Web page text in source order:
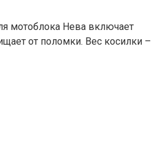
мотоблока Нева включает
от поломки. Вес косилки –